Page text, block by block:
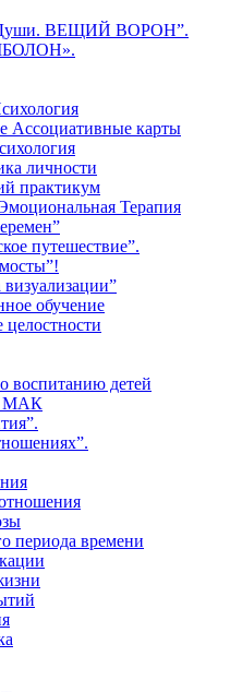
Души. ВЕЩИЙ ВОРОН”.
Ассоциативные карты
личности
практикум
Терапия
путешествие”.
обучение
целостности
воспитанию детей
МАК
периода времени